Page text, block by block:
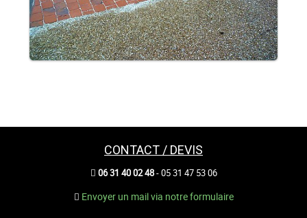
CONTACT / DEVIS
06 31 40 02 48- 05 31 47 53 06
Envoyer un mail via notre formulaire